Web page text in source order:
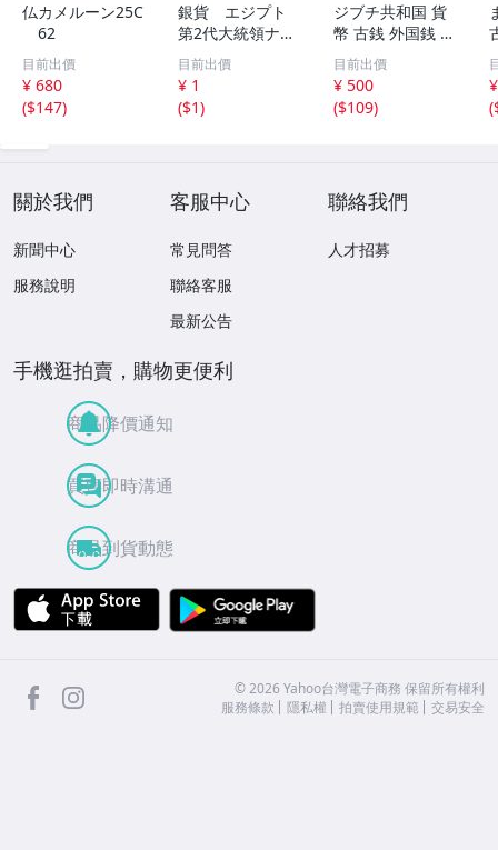
仏カメルーン25C
62
目前出價
¥ 680
($147)
銀貨 エジプト
第2代大統領ナー
セル1周年記念銀
貨 1970年銘 1
ポンド 大型銀
貨 21.4g「真贋
目前出價
¥ 1
($1)
ジブチ共和国 貨
幣 古銭 外国銭 コ
レクション アン
ティーク
目前出價
¥ 500
($109)
(
關於我們
新聞中心
服務說明
客服中心
常見問答
聯絡客服
最新公告
聯絡我們
人才招募
手機逛拍賣，購物更便利
商品降價通知
買賣即時溝通
商品到貨動態
APP Store
facebook ©2026 Yahoo台灣電子商務 保留所有權利
服務條款
隱私權 拍賣使用規範 交易安全